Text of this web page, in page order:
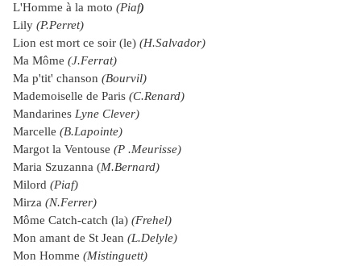
L'Homme à la moto (Piaf)
Lily (P.Perret)
Lion est mort ce soir (le) (H.Salvador)
Ma Môme (J.Ferrat)
Ma p'tit' chanson (Bourvil)
Mademoiselle de Paris (C.Renard)
Mandarines Lyne Clever)
Marcelle (B.Lapointe)
Margot la Ventouse (P .Meurisse)
Maria Szuzanna (M.Bernard)
Milord (Piaf)
Mirza (N.Ferrer)
Môme Catch-catch (la) (Frehel)
Mon amant de St Jean (L.Delyle)
Mon Homme (Mistinguett)